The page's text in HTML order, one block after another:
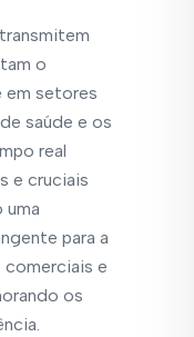
o
em setores
saúde e os
real
e cruciais
uma
para a
comerciais e
os